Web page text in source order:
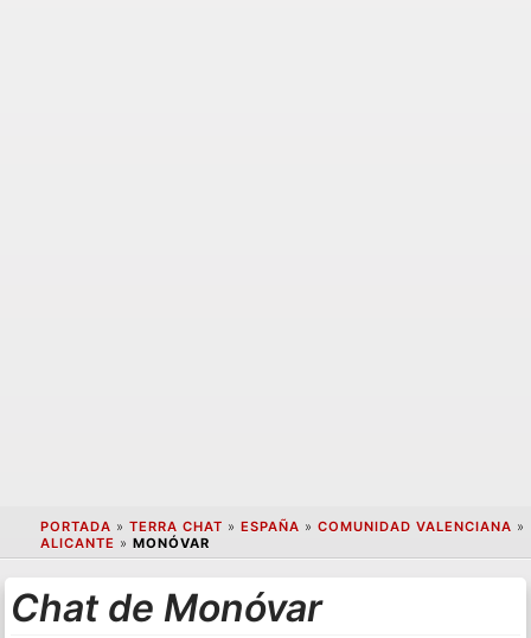
PORTADA » TERRA CHAT » ESPAÑA » COMUNIDAD VALENCIANA »
ALICANTE » MONÓVAR
Chat de Monóvar